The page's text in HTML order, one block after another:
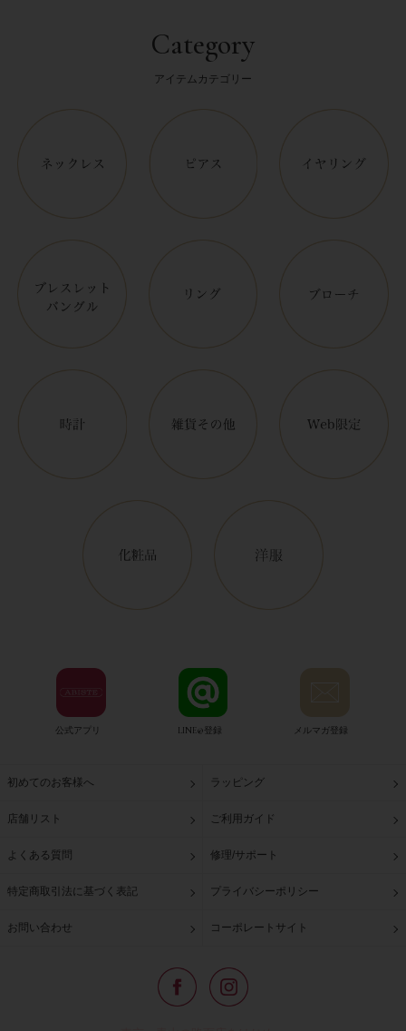
Category
アイテムカテゴリー
公式アプリ LINE@登録 メルマガ登録
初めてのお客様へ ラッピング
店舗リスト ご利用ガイド
よくある質問 修理/サポート
特定商取引法に基づく表記 プライバシーポリシー
お問い合わせ コーポレートサイト